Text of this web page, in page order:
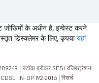
जोखिमों के अधीन है, इन्वेस्ट करने
डिस्क्लेमर के लिए, कृपयायहां
| स्टॉक ब्रोकर SEBI रजिस्ट्रेशन:
IN-DP-192-2016 | रिसर्च